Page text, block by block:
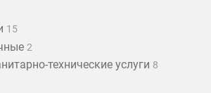
15
2
технические услуги 8